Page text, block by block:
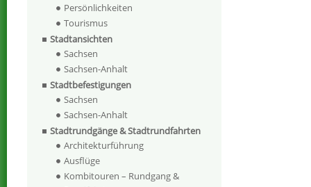
Persönlichkeiten
Tourismus
Stadtansichten
Sachsen
Sachsen-Anhalt
Stadtbefestigungen
Sachsen
Sachsen-Anhalt
Stadtrundgänge & Stadtrundfahrten
Architekturführung
Ausflüge
Kombitouren – Rundgang &